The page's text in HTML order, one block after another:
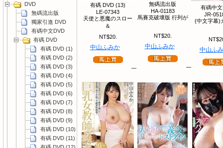
DVD
無碼流出版
獨家引進 DVD
有碼中文DVD
有碼 DVD
有碼 DVD (1)
有碼 DVD (2)
有碼 DVD (3)
有碼 DVD (4)
有碼 DVD (5)
有碼 DVD (6)
有碼 DVD (7)
有碼 DVD (8)
有碼 DVD (9)
有碼 DVD (10)
有碼 DVD (11)
有碼 DVD (13)
LE-07343
天使と悪魔のスロー
＆
NT$20.
中山ふみか
無碼流出版
HA-01183
馬賽克破壞版 行列が
NT$20.
中山ふみか
有碼中
JR-
(中文字幕)
中山ふ